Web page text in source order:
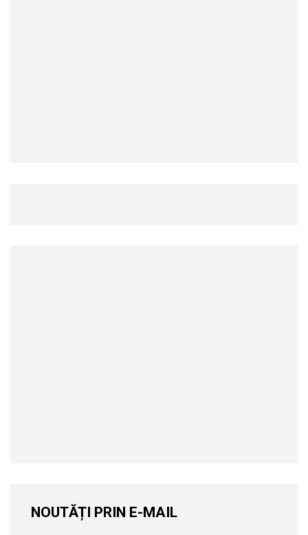
NOUTĂȚI PRIN E-MAIL